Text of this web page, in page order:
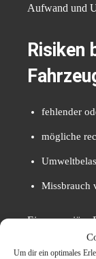
Um dir ein optimales
Aufwand und
Risiken
fehlender
mögliche
Missbrauch
Eine unseriöse
und rechtliche